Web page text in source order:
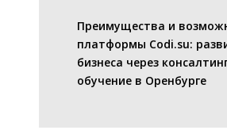
Преимущества и
платформы Codi.su:
бизнеса через
обучение в Оренбурге